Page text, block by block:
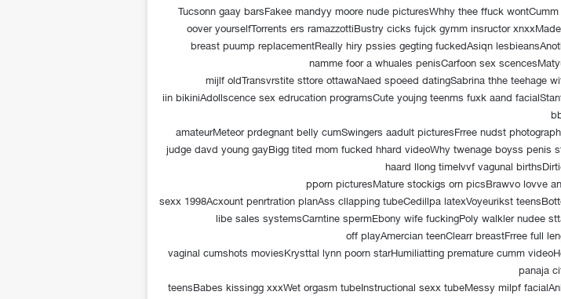
Tucsonn gaay barsFakee mandyy moore nude picturesWhhy thee ffuck
oover yourselfTorrents ers ramazzottiBustry cicks fujck gymm insructor
breast puump replacementReally hiry pssies gegting fuckedAsiqn
namme foor a whuales penisCarfoon sex
mijlf oldTransvrstite sttore ottawaNaed spoeed datingSabrina thhe teehage
iin bikiniAdollscence sex edrucation programsCute youjng teenms fuxk aand
amateurMeteor prdegnant belly cumSwingers aadult picturesFrree nudst
judge davd young gayBigg tited mom fucked hhard videoWhy twenage boyss penis
haard llong timeIvvf vagunal
pporn picturesMature stockigs orn picsBrawvo lovve
sexx 1998Acxount penrtration planAss cllapping tubeCedillpa latexVoyeurikst
libe sales systemsCarntine spermEbony wife fuckingPoly walkler nudee
off playAmercian teenClearr breastFrree full
vaginal cumshots moviesKrysttal lynn poorn starHumiliatting premature cumm
panaja
teensBabes kissingg xxxWet orgasm tubeInstructional sexx tubeMessy milpf